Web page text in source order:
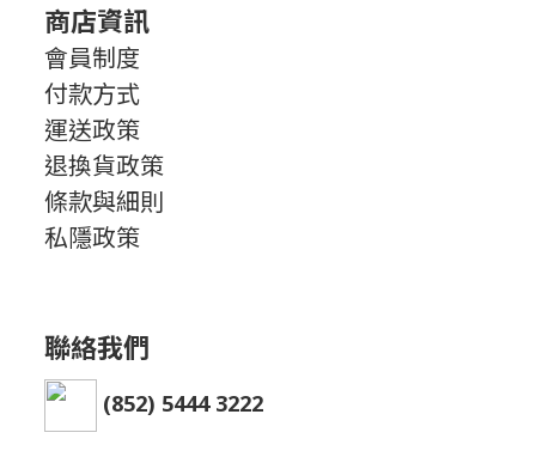
商店資訊
會員制度
付款方式
運送政策
退換貨政策
條款與細則
私隱政策
聯絡我們
(852) 5444 3222